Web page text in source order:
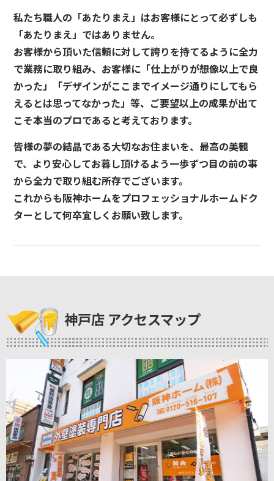
私たち職人の「あたりまえ」はお客様にとって必ずしも
「あたりまえ」ではありません。
お客様から頂いた信頼に対して誇りを持てるように全力
で業務に取り組み、お客様に「仕上がりが想像以上で良
かった」「デザインがここまでイメージ通りにしてもら
えるとは思ってなかった」等、ご要望以上の成果が出て
こそ本当のプロであると考えております。
皆様の夢の結晶である大切なお住まいを、最高の美観
で、より安心してお暮し頂けるよう一歩ずつ目の前の事
から全力で取り組む所存でございます。
これからも阪神ホームをプロフェッショナルホームドク
ターとして何卒宜しくお願い致します。
神戸店 アクセスマップ